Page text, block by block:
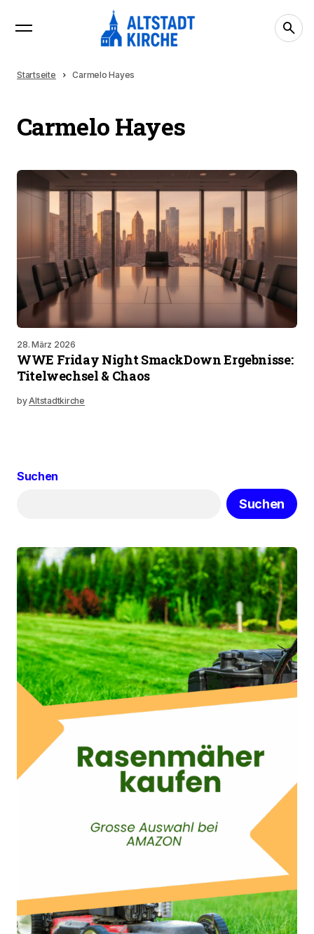
Startseite Carmelo Hayes
Carmelo Hayes
28. März 2026
WWE Friday Night SmackDown Ergebnisse:
Titelwechsel & Chaos
byAltstadtkirche
Suchen
Suchen